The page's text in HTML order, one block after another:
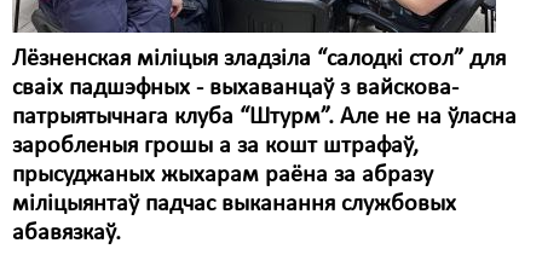
Лёзненская міліцыя зладзіла “салодкі стол” для
сваіх падшэфных - выхаванцаў з вайскова-
патрыятычнага клуба “Штурм”. Але не на ўласна
заробленыя грошы а за кошт штрафаў,
прысуджаных жыхарам раёна за абразу
міліцыянтаў падчас выканання службовых
абавязкаў.
Культурныя правы
ЛПП
Мігранты
Мірныя сходы
Палітвязьні